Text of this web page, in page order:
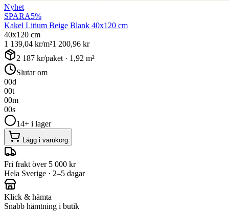
Nyhet
SPARA5%
Kakel Litium Beige Blank 40x120 cm
40x120 cm
1 139,04 kr/m²1 200,96 kr
2 187 kr/paket · 1,92 m²
Slutar om
00d
00t
00m
00s
14+ i lager
Lägg i varukorg
Fri frakt över 5 000 kr
Hela Sverige · 2–5 dagar
Klick & hämta
Snabb hämtning i butik